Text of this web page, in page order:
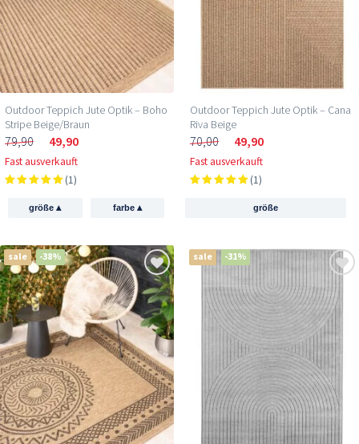
Outdoor Teppich Jute Optik – Boho
Stripe Beige/Braun
79,90 49,90
Fast ausverkauft
(1)
größe▴ farbe ▴
Outdoor Teppich Jute Optik – Cana
Riva Beige
70,00 49,90
Fast ausverkauft
(1)
größe
sale -38% sale -31%